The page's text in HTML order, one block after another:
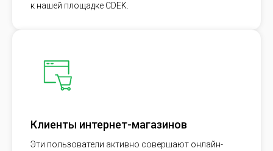
к нашей площадке CDEK.
Клиенты интернет-магазинов
Эти пользователи активно совершают онлайн-